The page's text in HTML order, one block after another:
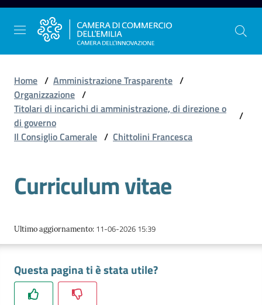
Vai al contenuto
Vai alla navigazione
Vai al footer
La
Camera
dell'Emilia
Gestire
l'impresa
e
Home / Amministrazione Trasparente /
Organizzazione /
Titolari di incarichi di amministrazione, di direzione o
di governo
/
Il Consiglio Camerale / Chittolini Francesca
Curriculum vitae
Ultimo aggiornamento: 11-06-2026 15:39
Questa pagina ti è stata utile?